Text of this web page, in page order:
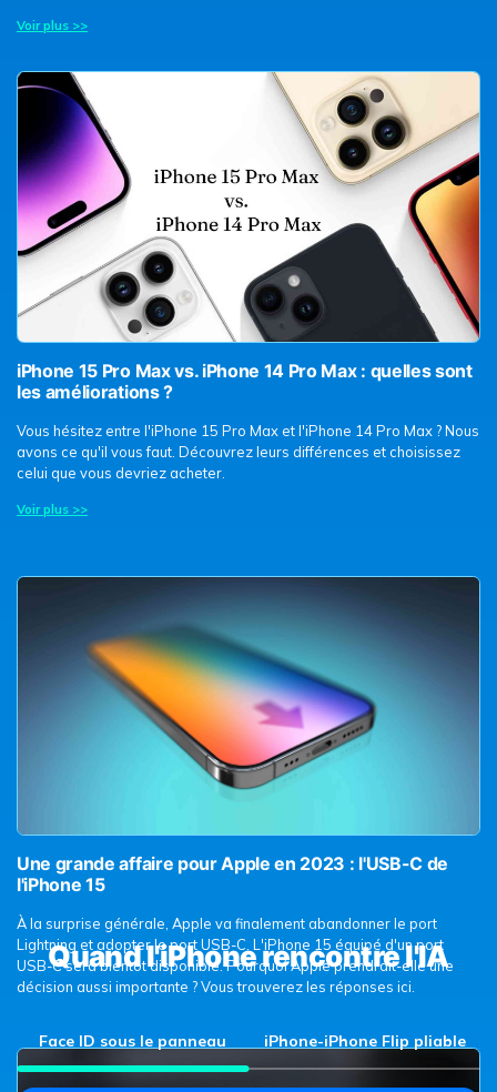
Voir plus >>
iPhone 15 Pro Max vs. iPhone 14 Pro Max : quelles sont
les améliorations ?
Vous hésitez entre l'iPhone 15 Pro Max et l'iPhone 14 Pro Max ? Nous
avons ce qu'il vous faut. Découvrez leurs différences et choisissez
celui que vous devriez acheter.
Voir plus >>
Une grande affaire pour Apple en 2023 : l'USB-C de
l'iPhone 15
À la surprise générale, Apple va finalement abandonner le port
Lightning et adopter le port USB-C. L'iPhone 15 équipé d'un port
USB-C sera bientôt disponible. Pourquoi Apple prendrait-elle une
décision aussi importante ? Vous trouverez les réponses ici.
Quand l'iPhone rencontre l'IA
Face ID sous le panneau iPhone-iPhone Flip pliable